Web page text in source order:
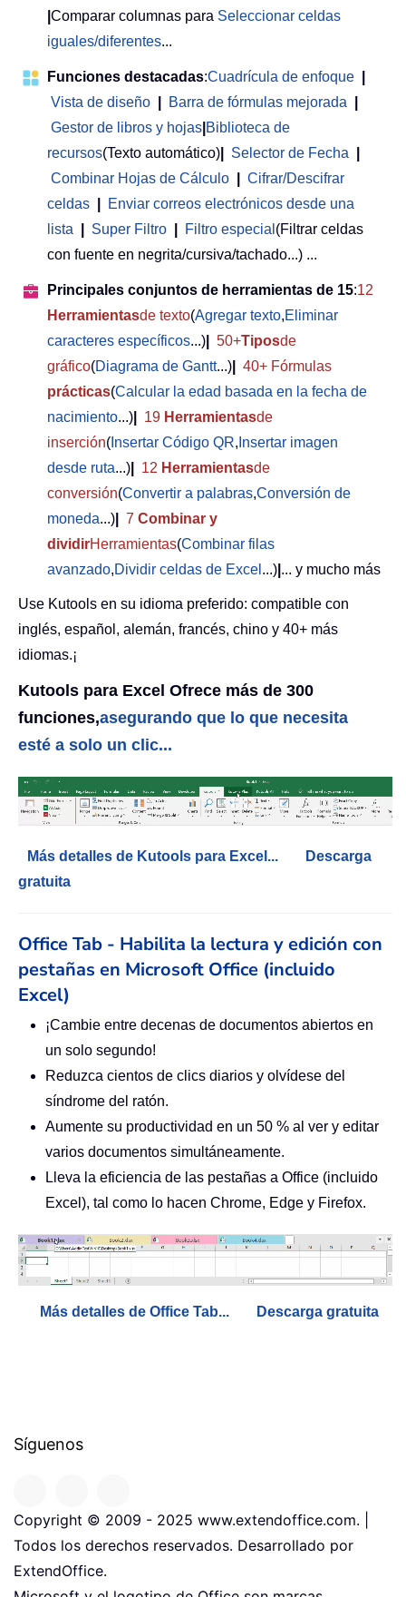
Comparar columnas para Seleccionar celdas
iguales/diferentes...
Funciones destacadas:Cuadrícula de enfoque
Vista de diseño
Barra de fórmulas mejorada
Gestor de libros y hojas Biblioteca de
recursos(Texto automático) Selector de Fecha
Combinar Hojas de Cálculo
Cifrar/Descifrar
celdas
Enviar correos electrónicos desde una
lista
Super Filtro Filtro especial (Filtrar celdas
con fuente en negrita/cursiva/tachado...) ...
Principales conjuntos de herramientas de 15:12
Herramientasde texto(Agregar texto,Eliminar
caracteres específicos...) 50+Tiposde
gráfico(Diagrama de Gantt...)
40+ Fórmulas
prácticas(Calcular la edad basada en la fecha de
nacimiento...) 19 Herramientasde
inserción( Insertar Código QR, Insertar imagen
desde ruta...) 12 Herramientasde
conversión(Convertir a palabras,Conversión de
moneda...) 7 Combinar y
dividirHerramientas(Combinar filas
avanzado,Dividir celdas de Excel ...) ... y mucho más
Use Kutools en su idioma preferido: compatible con
inglés, español, alemán, francés, chino y 40+ más
idiomas.¡
Kutools para Excel Ofrece más de 300
funciones,asegurando que lo que necesita
esté a solo un clic...
Más detalles de Kutools para Excel...
Descarga
gratuita
Office Tab - Habilita la lectura y edición con
pestañas en Microsoft Office (incluido
Excel)
¡Cambie entre decenas de documentos abiertos en
un solo segundo!
Reduzca cientos de clics diarios y olvídese del
síndrome del ratón.
Aumente su productividad en un 50 % al ver y editar
varios documentos simultáneamente.
Lleva la eficiencia de las pestañas a Office (incluido
Excel), tal como lo hacen Chrome, Edge y Firefox.
Más detalles de Office Tab... Descarga gratuita
Síguenos
Copyright © 2009 - 2025 www.extendoffice.com. |
Todos los derechos reservados. Desarrollado por
ExtendOffice.